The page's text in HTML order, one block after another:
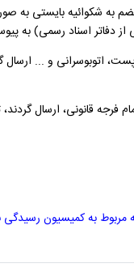
به شکوائیه بایستی به
دفاتر اسناد رسمی) به
اتوبوسرانی و ... ارسال
فرجه قانونی، ارسال
مربوط به کمیسیون رسیدگی